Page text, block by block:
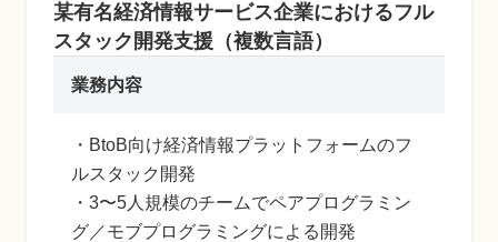
某有名経済情報サービス企業におけるフル
スタック開発支援（複数言語）
業務内容
・BtoB向け経済情報プラットフォームのフ
ルスタック開発
・3〜5人規模のチームでペアプログラミン
グ／モブプログラミングによる開発